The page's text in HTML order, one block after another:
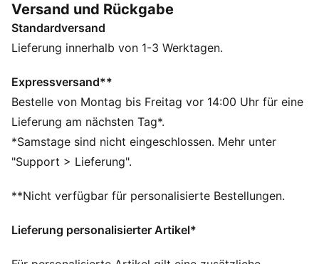
besteht aus Karbonfasern und ist damit 32 %
federnder als die Version ohne Karbon. Das
präzisionsgefertigte FastTrax Stollendesign von PUMA
sagen kannst: Licht aus. Wenn es beim Spiel um
Sekunden geht, kannst du auf den ULTRA zählen.
FEATURES + VORTEILE
Das Obermaterial der Schuhe besteht zu mindestens
30 % aus recycelten Materialien.
BESCHLEUNIGUNG: Die SPEEDSYSTEM CARBON
Karbonfaser-Material mit einer innovativen
Beschleunigung
Versand und Rückgabe
Standardversand
Lieferung innerhalb von 1-3 Werktagen.
Expressversand**
Bestelle von Montag bis Freitag vor 14:00 Uhr für eine
Lieferung am nächsten Tag*.
*Samstage sind nicht eingeschlossen. Mehr unter
"Support > Lieferung".
**Nicht verfügbar für personalisierte Bestellungen.
Lieferung personalisierter Artikel*